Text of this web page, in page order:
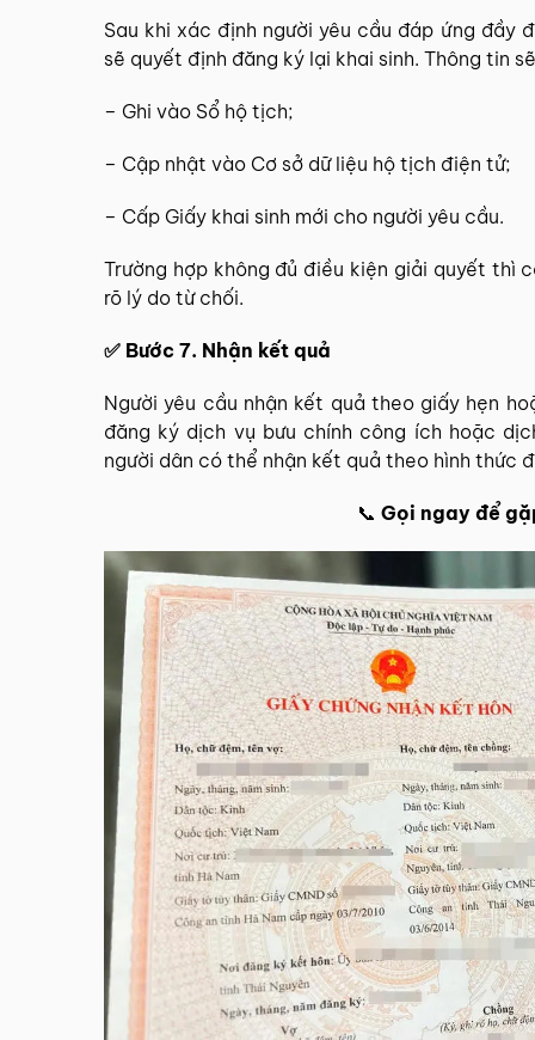
Sau khi xác định người yêu cầu đáp ứng đầy
sẽ quyết định đăng ký lại khai sinh. Thông tin
– Ghi vào Sổ hộ tịch;
– Cập nhật vào Cơ sở dữ liệu hộ tịch điện tử;
– Cấp Giấy khai sinh mới cho người yêu cầu.
Trường hợp không đủ điều kiện giải quyết thì
rõ lý do từ chối.
✅ Bước 7. Nhận kết quả
Người yêu cầu nhận kết quả theo giấy hẹn
đăng ký dịch vụ bưu chính công ích hoặc
người dân có thể nhận kết quả theo hình thức
📞 Gọi ngay để